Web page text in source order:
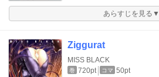
あらすじを見る▼
Ziggurat
MISS BLACK
巻 720pt コマ 50pt